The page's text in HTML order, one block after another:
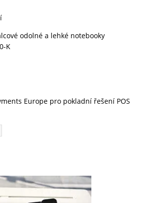
odolné a lehké notebooky
K
Europe pro pokladní řešení POS